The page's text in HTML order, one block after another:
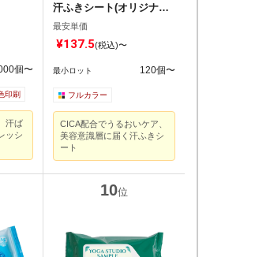
個〜
印刷
汗ば
ッシ
汗ふきシート(オリジナル
チラシ)
最安単価
¥137.5(税込)〜
最小ロット 120個〜
フルカラー
CICA配合でうるおいケア、
美容意識層に届く汗ふきシ
ート
位